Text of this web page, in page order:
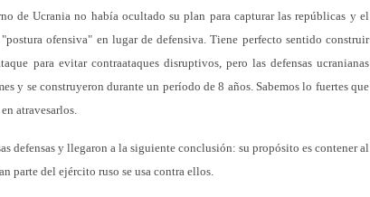
de Ucrania no había ocultado su plan para capturar las repúblicas y el
ofensiva" en lugar de defensiva. Tiene perfecto sentido construir
para evitar contraataques disruptivos, pero las defensas ucranianas
y se construyeron durante un período de 8 años. Sabemos lo fuertes que
atravesarlos.
defensas y llegaron a la siguiente conclusión: su propósito es contener al
parte del ejército ruso se usa contra ellos.